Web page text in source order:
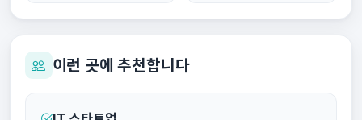
이런 곳에 추천합니다